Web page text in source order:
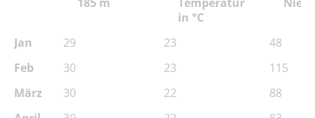
Jan
Feb
März
29
30
30
in °C
23
23
22
48
115
88